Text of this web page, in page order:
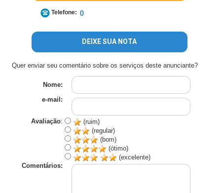
Telefone: ()
DEIXE SUA NOTA
Quer enviar seu comentário sobre os serviços deste anunciante?
Nome:
e-mail:
Avaliação:
(ruim)
(regular)
(bom)
(ótimo)
(excelente)
Comentários: